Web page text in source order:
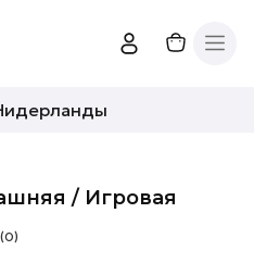
/ Игровая
(0)